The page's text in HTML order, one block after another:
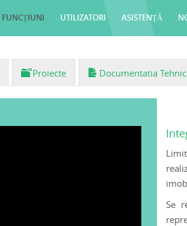
FUNCȚIUNI UTILIZATORI ASISTENȚĂ
Proiecte Documentatia
Se